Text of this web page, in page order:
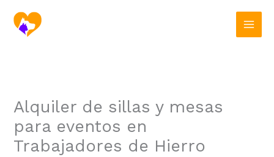
contenido
Alquiler de sillas y mesas
para eventos en
Trabajadores de Hierro